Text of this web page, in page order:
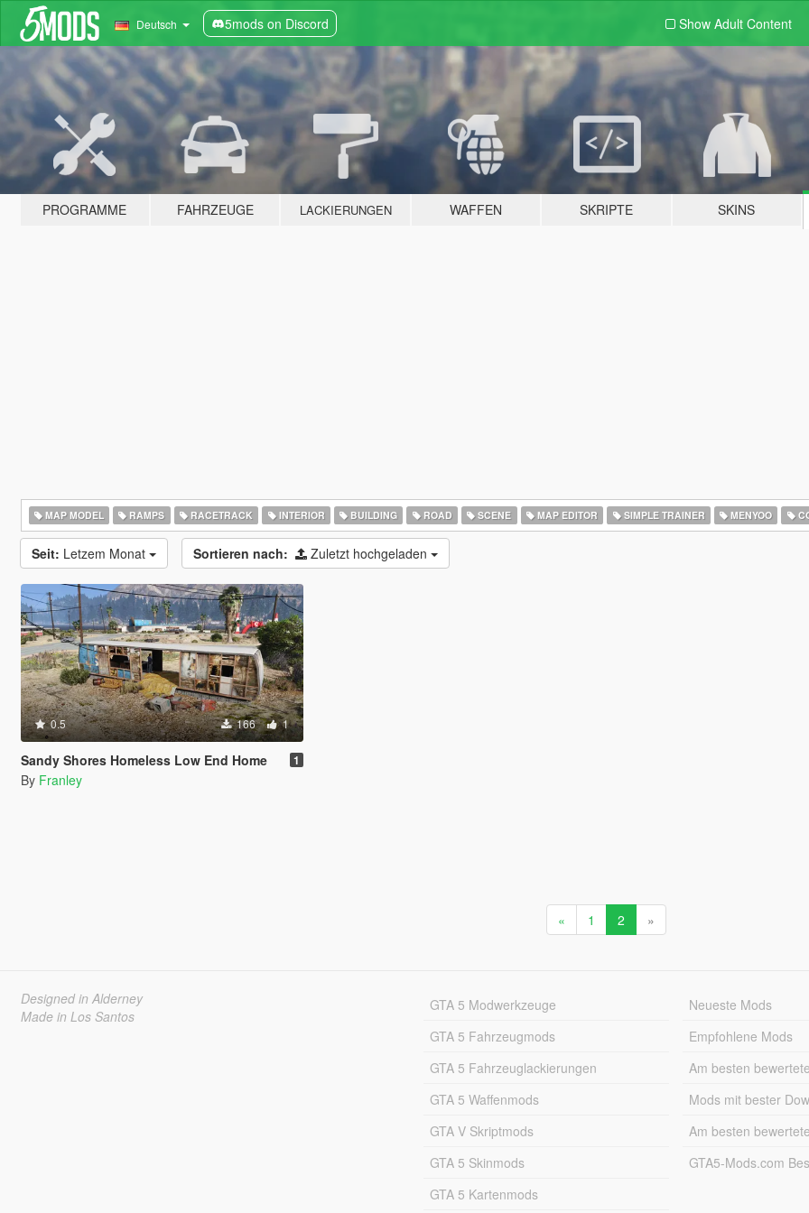
Deutsch 5mods on Discord Show Adult Content
PROGRAMME FAHRZEUGE LACKIERUNGEN WAFFEN SKRIPTE SKINS
MAP MODEL RAMPS RACETRACK INTERIOR BUILDING ROAD SCENE MAP EDITOR SIMPLE TRAINER MENYOO
Seit: Letzem Monat Sortieren nach: Zuletzt hochgeladen
0.5 166 1
Sandy Shores Homeless Low End Home 1
By Franley
« 1 2 »
Designed in Alderney
Made in Los Santos
GTA 5 Modwerkzeuge
GTA 5 Fahrzeugmods
GTA 5 Fahrzeuglackierungen
GTA 5 Waffenmods
GTA V Skriptmods
GTA 5 Skinmods
GTA 5 Kartenmods
Neueste Mods
Empfohlene Mods
Am besten
Mods mit bester
Am besten bewertete
GTA5-Mods.com